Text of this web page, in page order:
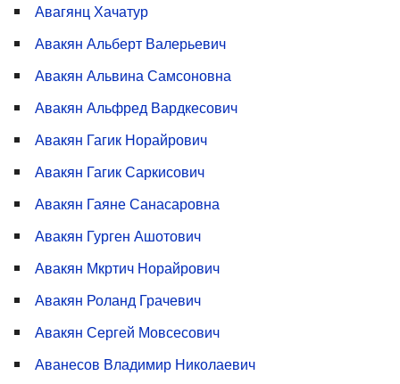
Авагянц Хачатур
Авакян Альберт Валерьевич
Авакян Альвина Самсоновна
Авакян Альфред Вардкесович
Авакян Гагик Норайрович
Авакян Гагик Саркисович
Авакян Гаяне Санасаровна
Авакян Гурген Ашотович
Авакян Мкртич Норайрович
Авакян Роланд Грачевич
Авакян Сергей Мовсесович
Аванесов Владимир Николаевич